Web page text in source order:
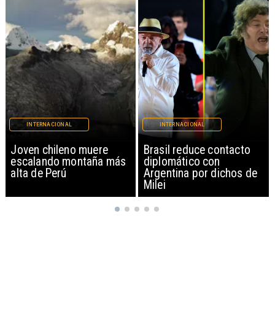
Brasil reduce contacto
diplomático con
Argentina por dichos de
INTERNACIONAL
China restringe
exportación de drones a
EEUU y sanciona
empresas
INTERNACIONAL